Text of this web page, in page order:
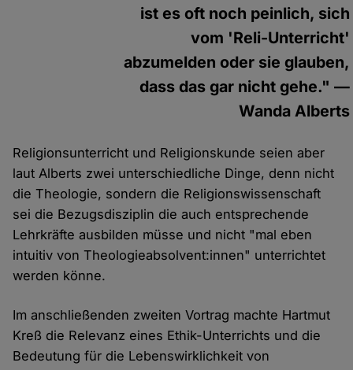
ist es oft noch peinlich, sich
vom 'Reli-Unterricht'
abzumelden oder sie glauben,
dass das gar nicht gehe." —
Wanda Alberts
Religionsunterricht und Religionskunde seien aber
laut Alberts zwei unterschiedliche Dinge, denn nicht
die Theologie, sondern die Religionswissenschaft
sei die Bezugsdisziplin die auch entsprechende
Lehrkräfte ausbilden müsse und nicht "mal eben
intuitiv von Theologieabsolvent:innen" unterrichtet
werden könne.
Im anschließenden zweiten Vortrag machte Hartmut
Kreß die Relevanz eines Ethik-Unterrichts und die
Bedeutung für die Lebenswirklichkeit von